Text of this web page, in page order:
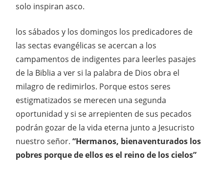
solo inspiran asco.
los sábados y los domingos los predicadores de
las sectas evangélicas se acercan a los
campamentos de indigentes para leerles pasajes
de la Biblia a ver si la palabra de Dios obra el
milagro de redimirlos. Porque estos seres
estigmatizados se merecen una segunda
oportunidad y si se arrepienten de sus pecados
podrán gozar de la vida eterna junto a Jesucristo
nuestro señor. “Hermanos, bienaventurados los
pobres porque de ellos es el reino de los cielos”